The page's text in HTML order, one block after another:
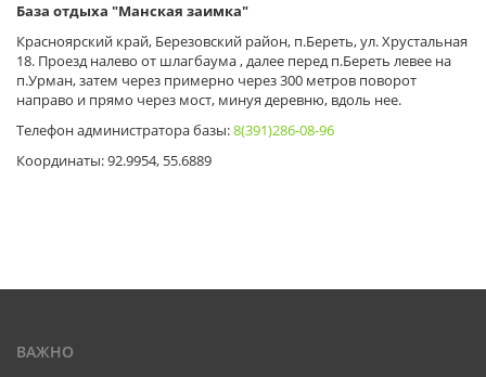
База отдыха "Манская заимка"
Красноярский край, Березовский район, п.Береть, ул. Хрустальная
18. Проезд налево от шлагбаума , далее перед п.Береть левее на
п.Урман, затем через примерно через 300 метров поворот
направо и прямо через мост, минуя деревню, вдоль нее.
Телефон администратора базы:8(391)286-08-96
Координаты: 92.9954, 55.6889
ВАЖНО